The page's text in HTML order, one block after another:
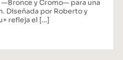
y Cromo— para una
Diseñada por Roberto y
refleja el […]